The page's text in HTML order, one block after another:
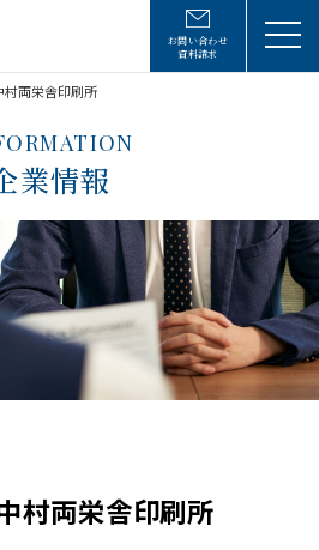
お問い合わせ
資料請求
村両栄舎印刷所
業情報
村両栄舎印刷所